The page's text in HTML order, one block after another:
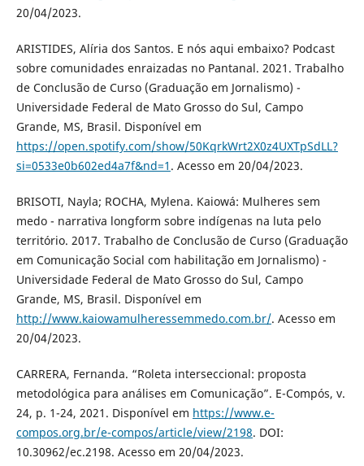
20/04/2023.
ARISTIDES, Alíria dos Santos. E nós aqui embaixo? Podcast
sobre comunidades enraizadas no Pantanal. 2021. Trabalho
de Conclusão de Curso (Graduação em Jornalismo) -
Universidade Federal de Mato Grosso do Sul, Campo
Grande, MS, Brasil. Disponível em
https://open.spotify.com/show/50KqrkWrt2X0z4UXTpSdLL?
si=0533e0b602ed4a7f&nd=1 . Acesso em 20/04/2023.
BRISOTI, Nayla; ROCHA, Mylena. Kaiowá: Mulheres sem
medo - narrativa longform sobre indígenas na luta pelo
território. 2017. Trabalho de Conclusão de Curso (Graduação
em Comunicação Social com habilitação em Jornalismo) -
Universidade Federal de Mato Grosso do Sul, Campo
Grande, MS, Brasil. Disponível em
http://www.kaiowamulheressemmedo.com.br/. Acesso em
20/04/2023.
CARRERA, Fernanda. “Roleta interseccional: proposta
metodológica para análises em Comunicação”. E-Compós, v.
24, p. 1-24, 2021. Disponível em https://www.e-
compos.org.br/e-compos/article/view/2198. DOI:
10.30962/ec.2198. Acesso em 20/04/2023.